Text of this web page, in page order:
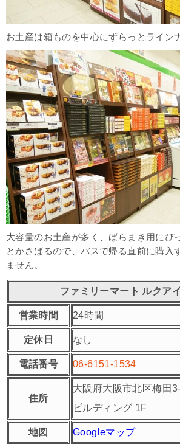
お土産は箱ものを中心にずらっとライン
大容量のお土産が多く、ばらまき用にぴ
とかさばるので、バスで帰る直前に購入
ません。
ファミリーマート ルクア
営業時間 24時間
定休日 なし
電話番号 06-6151-1534
住所
大阪府大阪市北区梅田
ビルディング 1F
地図 Googleマップ